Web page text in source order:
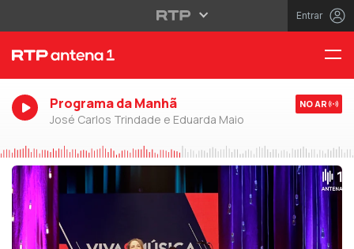
Entrar
Programa da Manhã
José Carlos Trindade e Eduarda Maio
NO AR